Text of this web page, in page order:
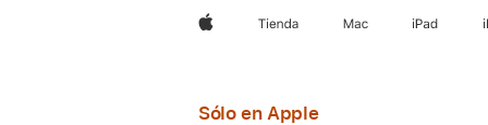
AppleTienda Mac iPad
Sólo en Apple